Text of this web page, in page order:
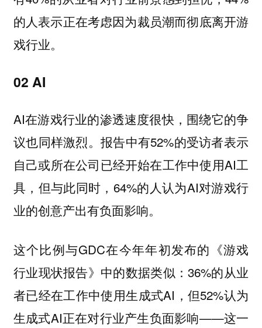
的人表示正在考虑因为裁员潮而彻底离开游
戏行业。
02 AI
AI在游戏行业的渗透速度很快，围绕它的争
议也同样激烈。报告中有52%的受访者表示
自己或所在公司已经开始在工作中使用AI工
具，但与此同时，64%的人认为AI对游戏行
业的创意产出有负面影响。
这个比例与GDC在今年年初发布的《游戏
行业现状报告》中的数据类似：36%的从业
者已经在工作中使用生成式AI，但52%认为
生成式AI正在对行业产生负面影响——这一